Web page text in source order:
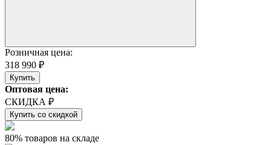
Розничная цена:
318 990 ₽
Купить
Оптовая цена:
СКИДКА ₽
Купить со скидкой
80% товаров на складе